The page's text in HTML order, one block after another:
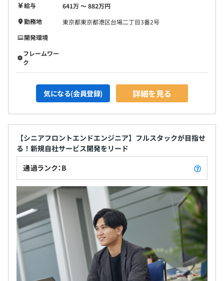
給与
641万 〜 882万円
勤務地
東京都東京都港区台場二丁目3番2号
開発環境
フレームワー
ク
気になる(会員登録) 詳細を見る
【シニアフロントエンドエンジニア】フルスタックが目指せ
る！新規自社サービス開発をリード
通過ランク：B